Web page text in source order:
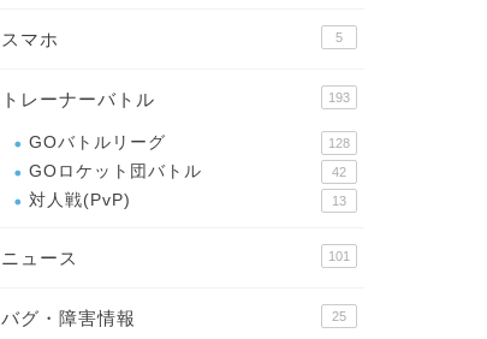
スマホ 5
トレーナーバトル 193
GOバトルリーグ 128
GOロケット団バトル 42
対人戦(PvP) 13
ニュース 101
バグ・障害情報 25